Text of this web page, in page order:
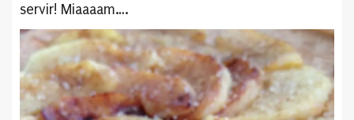
servir! Miaaaam….